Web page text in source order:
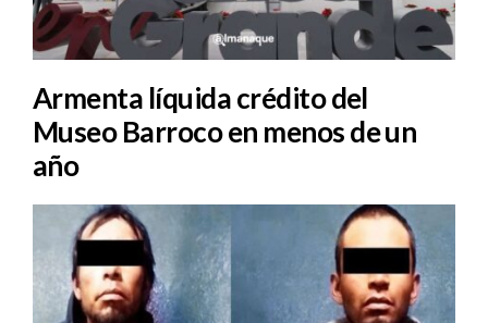
Armenta líquida crédito del
Museo Barroco en menos de un
año